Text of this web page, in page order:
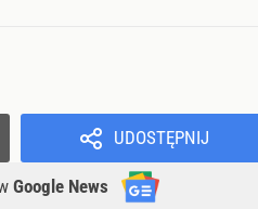
UDOSTĘPNIJ
Google News